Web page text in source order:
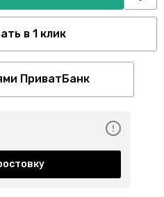
в 1 клик
ПриватБанк